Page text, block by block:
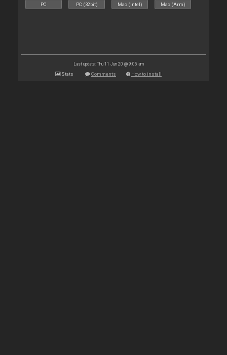
PC PC (32bit) Mac (Intel) Mac (Arm)
Last update: Thu 11 Jun 20 @ 9:05 am
Stats Comments How to install